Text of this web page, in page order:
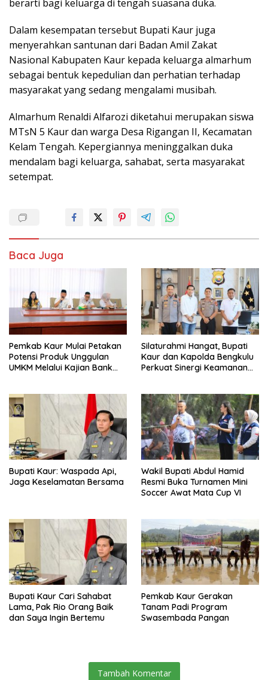
berarti bagi keluarga di tengah suasana duka.
Dalam kesempatan tersebut Bupati Kaur juga
menyerahkan santunan dari Badan Amil Zakat
Nasional Kabupaten Kaur kepada keluarga almarhum
sebagai bentuk kepedulian dan perhatian terhadap
masyarakat yang sedang mengalami musibah.
Almarhum Renaldi Alfarozi diketahui merupakan siswa
MTsN 5 Kaur dan warga Desa Rigangan II, Kecamatan
Kelam Tengah. Kepergiannya meninggalkan duka
mendalam bagi keluarga, sahabat, serta masyarakat
setempat.
Baca Juga
Pemkab Kaur Mulai Petakan
Potensi Produk Unggulan
UMKM Melalui Kajian Bank
Silaturahmi Hangat, Bupati
Kaur dan Kapolda Bengkulu
Perkuat Sinergi Keamanan
Bupati Kaur: Waspada Api,
Jaga Keselamatan Bersama
Wakil Bupati Abdul Hamid
Resmi Buka Turnamen Mini
Soccer Awat Mata Cup VI
Bupati Kaur Cari Sahabat
Lama, Pak Rio Orang Baik
dan Saya Ingin Bertemu
Pemkab Kaur Gerakan
Tanam Padi Program
Swasembada Pangan
Tambah Komentar